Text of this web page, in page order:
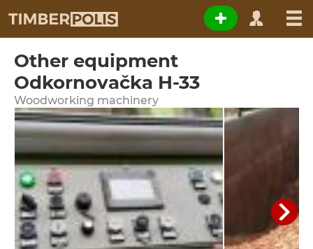
Other equipment
Odkornovačka H-33
Woodworking machinery